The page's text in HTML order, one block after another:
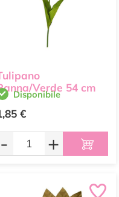
Verde 54 cm
Disponibile
€
- +